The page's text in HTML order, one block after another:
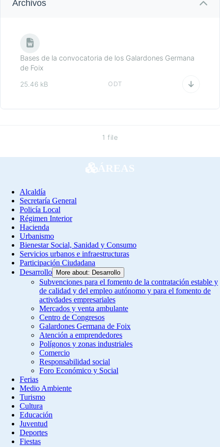
Archivos
Bases de la convocatoria de los Galardones Germana
de Foix
25.46 kB ODT
1 file
ÁREAS
Alcaldía
Secretaría General
Policía Local
Régimen Interior
Hacienda
Urbanismo
Bienestar Social, Sanidad y Consumo
Servicios urbanos e infraestructuras
Participación Ciudadana
Desarrollo More about: Desarrollo
Subvenciones para el fomento de la contratación estable y
de calidad y del empleo autónomo y para el fomento de
activdades empresariales
Mercados y venta ambulante
Centro de Congresos
Galardones Germana de Foix
Atención a emprendedores
Polígonos y zonas industriales
Comercio
Responsabilidad social
Foro Económico y Social
Ferias
Medio Ambiente
Turismo
Cultura
Educación
Juventud
Deportes
Fiestas